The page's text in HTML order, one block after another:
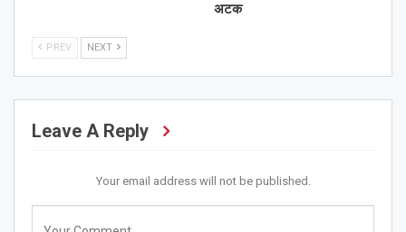
अटक
PREV NEXT
Leave A Reply
Your email address will not be published.